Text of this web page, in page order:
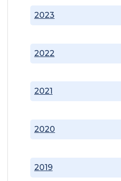
2019
2020
2021
2022
2023